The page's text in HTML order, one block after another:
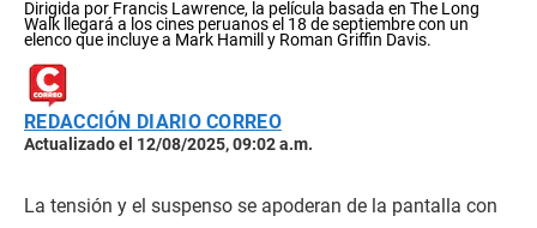
Dirigida por Francis Lawrence, la película basada en The Long
Walk llegará a los cines peruanos el 18 de septiembre con un
elenco que incluye a Mark Hamill y Roman Griffin Davis.
REDACCIÓN DIARIO CORREO
Actualizado el 12/08/2025, 09:02 a.m.
La tensión y el suspenso se apoderan de la pantalla con